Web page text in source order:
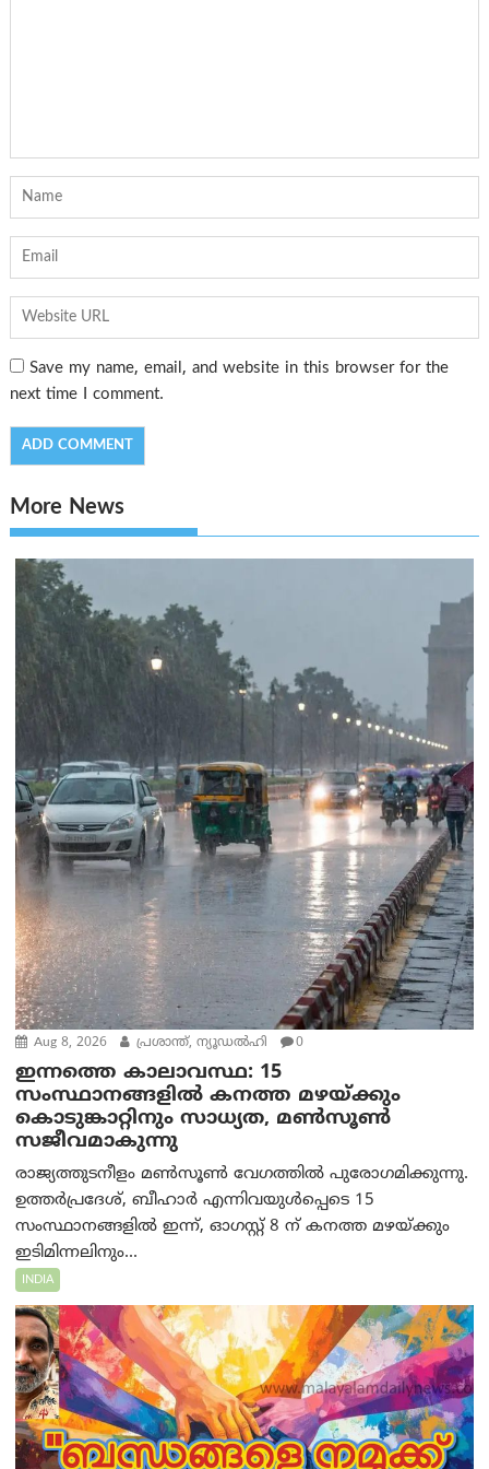
Save my name, email, and website in this browser for the
next time I comment.
More News
Aug 8, 2026 പ്രശാന്ത്, ന്യൂഡല്‍ഹി 0
ഇന്നത്തെ കാലാവസ്ഥ: 15
സംസ്ഥാനങ്ങളിൽ കനത്ത മഴയ്ക്കും
കൊടുങ്കാറ്റിനും സാധ്യത, മൺസൂൺ
സജീവമാകുന്നു
രാജ്യത്തുടനീളം മൺസൂൺ വേഗത്തിൽ പുരോഗമിക്കുന്നു.
ഉത്തർപ്രദേശ്, ബീഹാർ എന്നിവയുൾപ്പെടെ 15
സംസ്ഥാനങ്ങളിൽ ഇന്ന്, ഓഗസ്റ്റ് 8 ന് കനത്ത മഴയ്ക്കും
ഇടിമിന്നലിനും...
INDIA